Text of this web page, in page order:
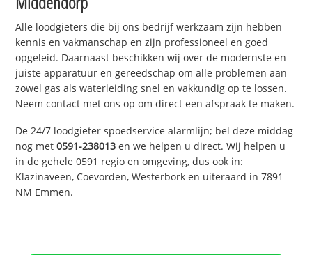
Alle loodgieters die bij ons bedrijf werkzaam zijn hebben
kennis en vakmanschap en zijn professioneel en goed
opgeleid. Daarnaast beschikken wij over de modernste en
juiste apparatuur en gereedschap om alle problemen aan
zowel gas als waterleiding snel en vakkundig op te lossen.
Neem contact met ons op om direct een afspraak te maken.
De 24/7 loodgieter spoedservice alarmlijn; bel deze middag
nog met0591-238013 en we helpen u direct. Wij helpen u
in de gehele 0591 regio en omgeving, dus ook in:
Klazinaveen, Coevorden, Westerbork en uiteraard in 7891
NM Emmen.